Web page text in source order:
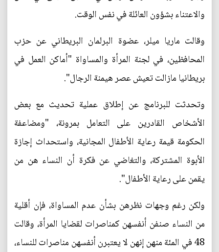
والاعتناء بشؤون العائلة في نفس الوقت.
وقالت ماريا ميلر، عضوة البرلمان البريطاني عن حزب
المحافظين، في لجنة المرأة والمساواة "أماكن العمل في
بريطانيا مازالت تعيش عصر هيمنة الرجال".
وتحدثت للبرنامج عن إطلاق عملية تحديث مع بعض
الأشخاص القادرين على التعامل بمرونة، "ومضاعفة
الحكومة قيمة رعاية الأطفال المجانية، واستحداث إجازة
الأبوة المشتركة، والتغاضي عن فكرة أن النساء هن من
يقمن على رعاية الأطفال".
ولكن رغم وجهات نظرهن بشأن عدم المساواة، فإن أقلية
من النساء صنفن أنفسهن كمناصرات لقضايا المرأة، وقالت
48 في المئة منهن إنهن لا يعتبرن أنفسهن مناصرات للنساء،